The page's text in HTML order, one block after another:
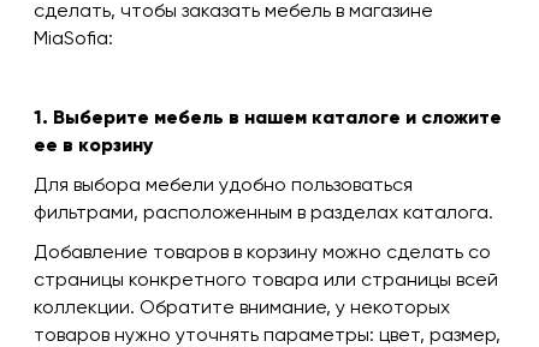
сделать, чтобы заказать мебель в магазине
MiaSofia:
1. Выберите мебель в нашем каталоге и сложите
ее в корзину
Для выбора мебели удобно пользоваться
фильтрами, расположенным в разделах каталога.
Добавление товаров в корзину можно сделать со
страницы конкретного товара или страницы всей
коллекции. Обратите внимание, у некоторых
товаров нужно уточнять параметры: цвет, размер,